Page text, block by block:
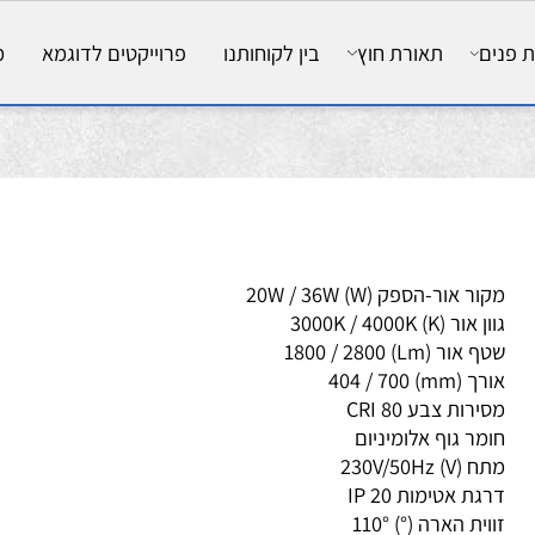
תאורת חוץ בין לקוחותנו פרוייקטים לדוגמא
מקור אור-הספק (W) 20W/36W
גוון אור (K)
3000K/ 4000K
שטף אור (Lm)
1800/2800
אורך (mm)
404/ 700
מסירות צבע CRI80
חומר גוףאלומיניום
מתח (V)
230V/50Hz
דרגת אטימות IP20